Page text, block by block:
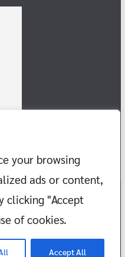
your browsing
ads or content,
clicking "Accept
of cookies.
Accept All
าเที่ยว ทะเล ภูเขา วัด สอนว่าย
Powered by WordPress